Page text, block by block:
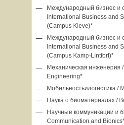
Международный бизнес и
International Business and
(Campus Kleve)*
Международный бизнес и
International Business and
(Campus Kamp-Lintfort)*
Механическая инженерия
Engineering*
Мобильностьилогистика /
Наука о биоматериалах /
Научные коммуникации и
Communication and